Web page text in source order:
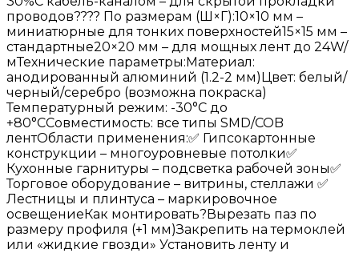
проводов???? По размерам (Ш×Г):10×10 мм –
миниатюрные для тонких поверхностей15×15 мм –
стандартные20×20 мм – для мощных лент до 24W/
мТехнические параметры:Материал:
анодированный алюминий (1.2-2 мм)Цвет: белый/
черный/серебро (возможна покраска)
Температурный режим: -30°C до
+80°CСовместимость: все типы SMD/COB
лентОбласти применения:✅ Гипсокартонные
конструкции – многоуровневые потолки✅
Кухонные гарнитуры – подсветка рабочей зоны✅
Торговое оборудование – витрины, стеллажи ✅
Лестницы и плинтуса – маркировочное
освещениеКак монтировать?Вырезать паз по
размеру профиля (+1 мм)Закрепить на термоклей
или «жидкие гвозди» Установить ленту и